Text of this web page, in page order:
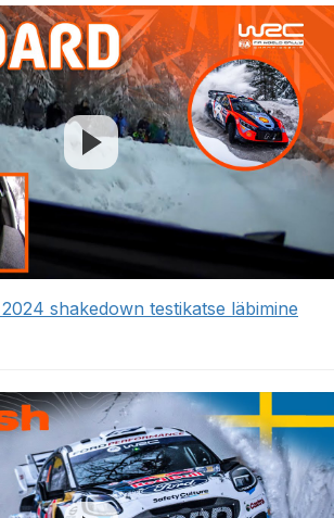
shakedown testikatse läbimine